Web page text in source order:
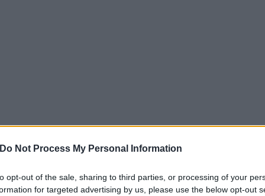
Do Not Process My Personal Information
opt-out of the sale, sharing to third parties, or processing of your
for targeted advertising by us, please use the below opt-out
δεν έχουν διπλωματικές σχέσεις-
ως προς την πολιτική διάσταση και τη
διπλωματίας Τόμι Πίγκοτ, θυμίζοντας πως οι